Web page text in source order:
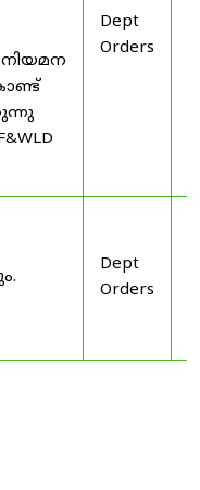
Dept
Orders
Dept
Orders